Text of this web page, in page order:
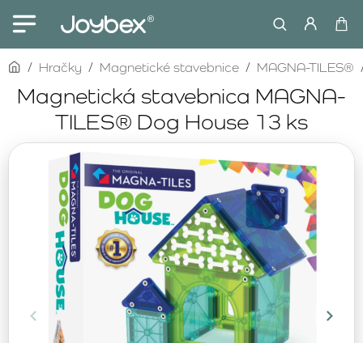
Magnetická stavebnica MAGNA-
TILES® Dog House 13 ks
homeHračky Magnetické stavebnice MAGNA-TILES®